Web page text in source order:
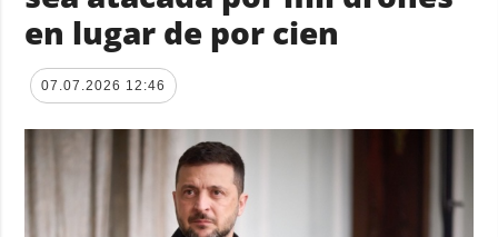
Reconstrucción
de Ucrania
Política
Economía
Defensa
Sociedad y
condiciones de
suscripción
en lugar de por cien
07.07.2026 12:46